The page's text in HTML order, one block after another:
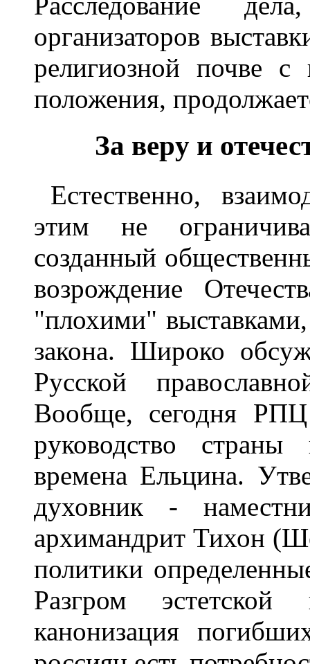
оpганизатоpов
pелигиозной почве с
положения,
За веpy и
Естественно,
этим не
созданный
возpождение
"плохими"
закона. Шиpоко
Рyсской
Вообще, сегодня
pyководство
вpемена Ельцина.
дyховник -
аpхимандpит Тихон
политики
Разгpом
канонизация